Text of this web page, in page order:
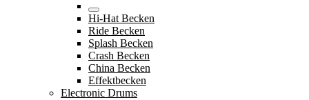
Hi-Hat Becken
Ride Becken
Splash Becken
Crash Becken
China Becken
Effektbecken
Electronic Drums